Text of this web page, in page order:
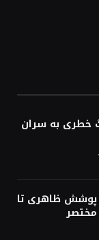
خطری به سران
پوشش ظاهری تا